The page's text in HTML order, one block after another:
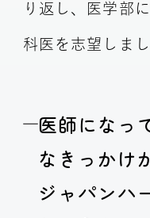
り返し、医学部
科医を志望しまし
医師になっ
なきっかけ
ジャパンハ